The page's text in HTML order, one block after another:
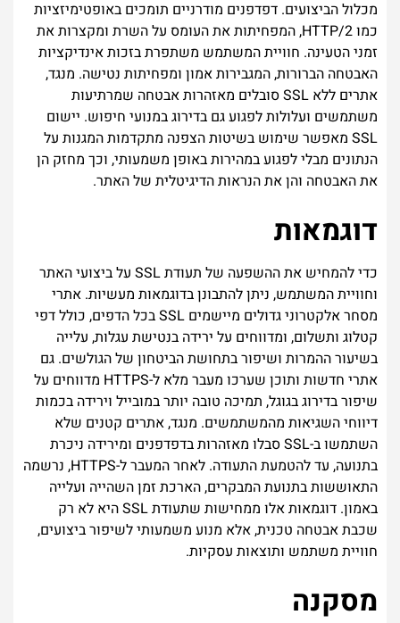
מכלול הביצועים. דפדפנים מודרניים תומכים באופטימיזציות
כמו HTTP/2, המפחיתות את העומס על השרת ומקצרות את
זמני הטעינה. חוויית המשתמש משתפרת בזכות אינדיקציות
האבטחה הברורות, המגבירות אמון ומפחיתות נטישה. מנגד,
אתרים ללא SSL סובלים מאזהרות אבטחה שמרתיעות
משתמשים ועלולות לפגוע גם בדירוג במנועי חיפוש. יישום
SSL מאפשר שימוש בשיטות הצפנה מתקדמות המגנות על
הנתונים מבלי לפגוע במהירות באופן משמעותי, וכך מחזק הן
את האבטחה והן את הנראות הדיגיטלית של האתר.
דוגמאות
כדי להמחיש את ההשפעה של תעודת SSL על ביצועי האתר
וחוויית המשתמש, ניתן להתבונן בדוגמאות מעשיות. אתרי
מסחר אלקטרוני גדולים מיישמים SSL בכל הדפים, כולל דפי
קטלוג ותשלום, ומדווחים על ירידה בנטישת עגלות, עלייה
בשיעור ההמרות ושיפור בתחושת הביטחון של הגולשים. גם
אתרי חדשות ותוכן שערכו מעבר מלא ל-HTTPS מדווחים על
שיפור בדירוג בגוגל, תמיכה טובה יותר במובייל וירידה בכמות
דיווחי השגיאות מהמשתמשים. מנגד, אתרים קטנים שלא
השתמשו ב-SSL סבלו מאזהרות בדפדפנים ומירידה ניכרת
בתנועה, עד להטמעת התעודה. לאחר המעבר ל-HTTPS, נרשמה
התאוששות בתנועת המבקרים, הארכת זמן השהייה ועלייה
באמון. דוגמאות אלו ממחישות שתעודת SSL היא לא רק
שכבת אבטחה טכנית, אלא מנוע משמעותי לשיפור ביצועים,
חוויית משתמש ותוצאות עסקיות.
מסקנה